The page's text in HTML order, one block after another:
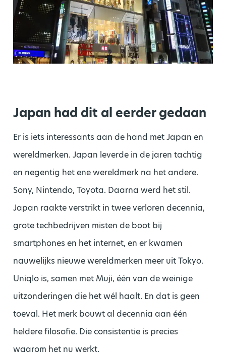
Japan had dit al eerder gedaan
Er is iets interessants aan de hand met Japan en
wereldmerken. Japan leverde in de jaren tachtig
en negentig het ene wereldmerk na het andere.
Sony, Nintendo, Toyota. Daarna werd het stil.
Japan raakte verstrikt in twee verloren decennia,
grote techbedrijven misten de boot bij
smartphones en het internet, en er kwamen
nauwelijks nieuwe wereldmerken meer uit Tokyo.
Uniqlo is, samen met Muji, één van de weinige
uitzonderingen die het wél haalt. En dat is geen
toeval. Het merk bouwt al decennia aan één
heldere filosofie. Die consistentie is precies
waarom het nu werkt.